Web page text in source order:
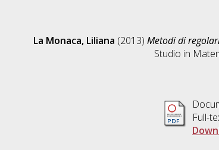
La Monaca, Liliana (2013) Metodi di
Studio in
Full-